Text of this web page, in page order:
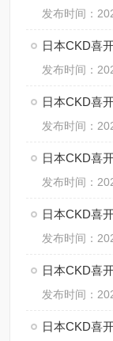
发布时间：
日本CKD喜
发布时间：
日本CKD喜
发布时间：
日本CKD喜
发布时间：
日本CKD喜
发布时间：
发布时间：
日本CKD喜